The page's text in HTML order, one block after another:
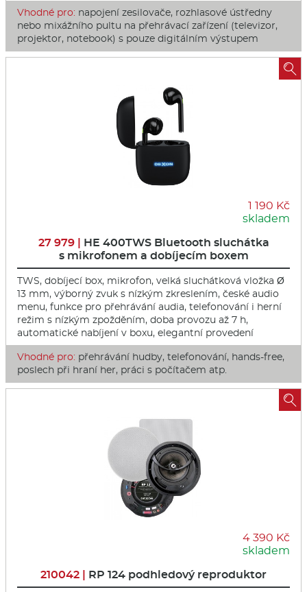
Vhodné pro: napojení zesilovače, rozhlasové ústředny
nebo mixážního pultu na přehrávací zařízení (televizor,
projektor, notebook) s pouze digitálním výstupem
1 190 Kč
skladem
27 979 | HE 400TWS Bluetooth sluchátka
s mikrofonem a dobíjecím boxem
TWS, dobíjecí box, mikrofon, velká sluchátková vložka Ø
13 mm, výborný zvuk s nízkým zkreslením, české audio
menu, funkce pro přehrávání audia, telefonování i herní
režim s nízkým zpožděním, doba provozu až 7 h,
automatické nabíjení v boxu, elegantní provedení
Vhodné pro: přehrávání hudby, telefonování, hands-free,
poslech při hraní her, práci s počítačem atp.

4 390 Kč
skladem
210042 | RP 124 podhledový reproduktor
